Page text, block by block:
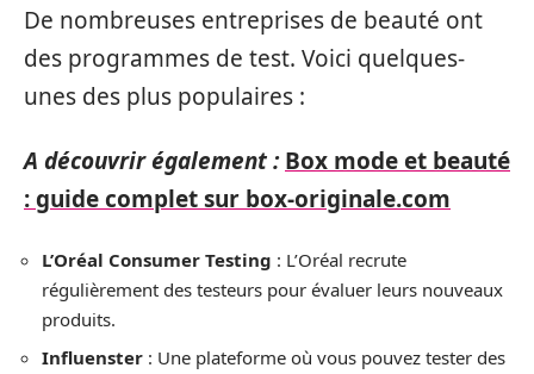
De nombreuses entreprises de beauté ont
des programmes de test. Voici quelques-
unes des plus populaires :
A découvrir également : Box mode et beauté
: guide complet sur box-originale.com
L’Oréal Consumer Testing : L’Oréal recrute
régulièrement des testeurs pour évaluer leurs nouveaux
produits.
Influenster : Une plateforme où vous pouvez tester des